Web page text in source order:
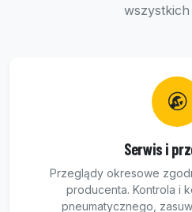
Serwis i
Przeglądy okresowe
producenta. Kontrola i
pneumatycznego,